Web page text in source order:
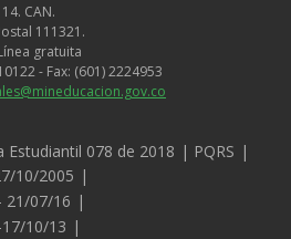
CAN.
111321.
gratuita
- Fax: (601) 2224953
Estudiantil 078 de 2018
PQRS
10/2005
21/07/16
10/13